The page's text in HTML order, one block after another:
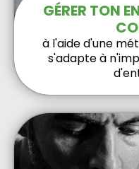
GÉRER TON
à l'aide d'une
s'adapte à